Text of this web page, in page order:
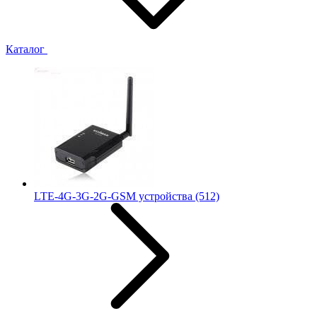
Каталог
LTE-4G-3G-2G-GSM устройства (512)